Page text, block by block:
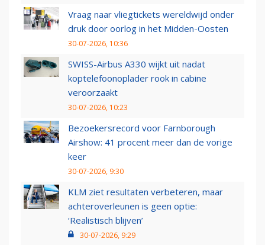
Vraag naar vliegtickets wereldwijd onder
druk door oorlog in het Midden-Oosten
30-07-2026, 10:36
SWISS-Airbus A330 wijkt uit nadat
koptelefoonoplader rook in cabine
veroorzaakt
30-07-2026, 10:23
Bezoekersrecord voor Farnborough
Airshow: 41 procent meer dan de vorige
keer
30-07-2026, 9:30
KLM ziet resultaten verbeteren, maar
achteroverleunen is geen optie:
‘Realistisch blijven’
30-07-2026, 9:29